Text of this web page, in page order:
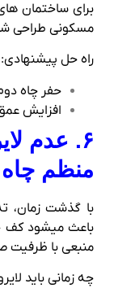
برای ساختمان‌
مسکونی طراحی
راه‌ حل پیشنهادی:
حفر چاه
افزایش
۶. عدم
منظم چاه
با گذشت زمان،
باعث میشود کف
منبعی با ظرفیت
چه زمانی باید